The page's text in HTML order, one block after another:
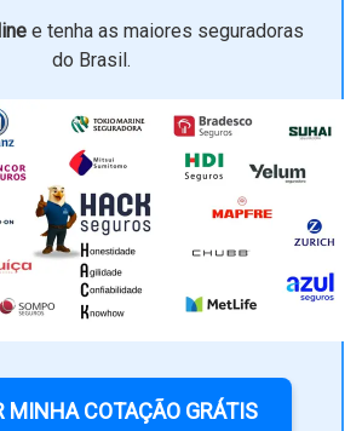
e tenha as maiores seguradoras
do Brasil.
MINHA COTAÇÃO GRÁTIS